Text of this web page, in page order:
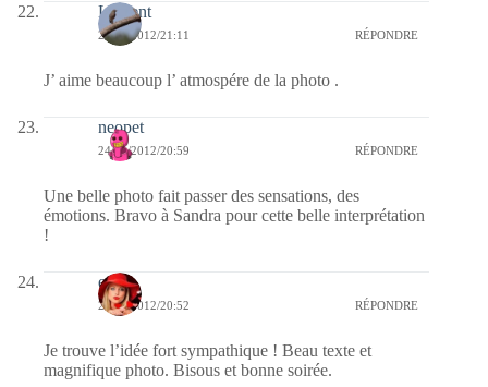
Laurent
24/01/2012/21:11 RÉPONDRE
J’ aime beaucoup l’ atmospére de la photo .
neopet
24/01/2012/20:59 RÉPONDRE
Une belle photo fait passer des sensations, des
émotions. Bravo à Sandra pour cette belle interprétation
!
ema
24/01/2012/20:52 RÉPONDRE
Je trouve l’idée fort sympathique ! Beau texte et
magnifique photo. Bisous et bonne soirée.